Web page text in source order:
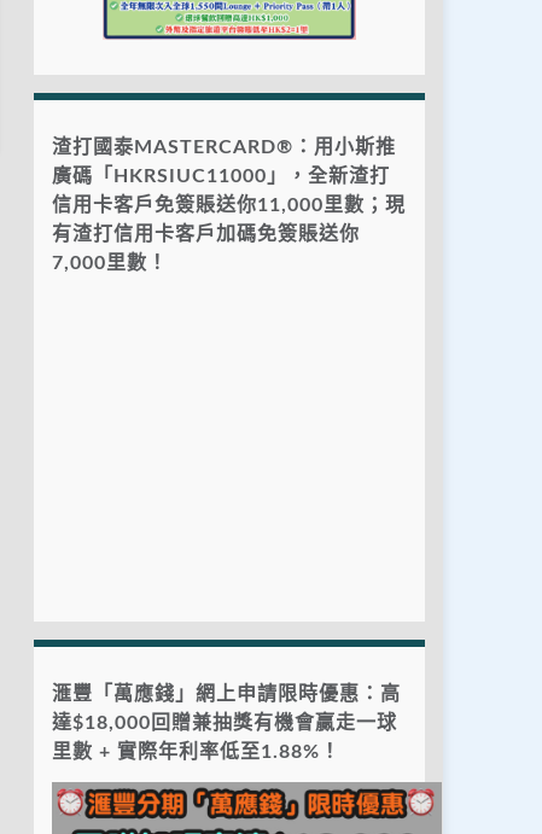
渣打國泰MASTERCARD®：用小斯推
廣碼「HKRSIUC11000」，全新渣打
信用卡客戶免簽賬送你11,000里數；現
有渣打信用卡客戶加碼免簽賬送你
7,000里數！
滙豐「萬應錢」網上申請限時優惠：高
達$18,000回贈兼抽獎有機會贏走一球
里數 + 實際年利率低至1.88%！